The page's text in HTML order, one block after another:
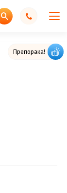
Препорака!